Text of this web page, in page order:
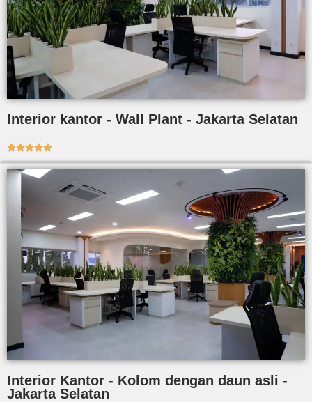
Interior kantor - Wall Plant - Jakarta Selatan

Interior Kantor - Kolom dengan daun asli -
Jakarta Selatan